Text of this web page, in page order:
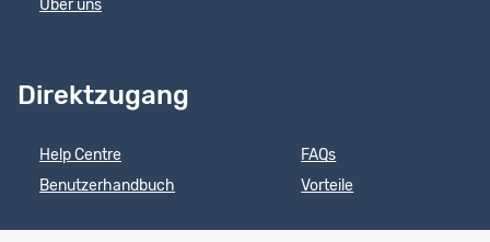
Über uns
Direktzugang
Help Centre
Benutzerhandbuch
FAQs
Vorteile